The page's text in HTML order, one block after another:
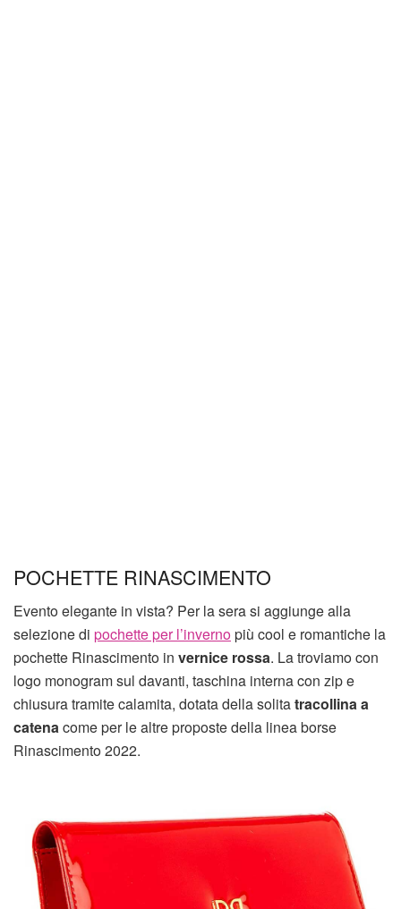
POCHETTE RINASCIMENTO
Evento elegante in vista? Per la sera si aggiunge alla
selezione di pochette per l’invernopiù cool e romantiche la
pochette Rinascimento in vernice rossa. La troviamo con
logo monogram sul davanti, taschina interna con zip e
chiusura tramite calamita, dotata della solitatracollina a
catenacome per le altre proposte della linea borse
Rinascimento 2022.